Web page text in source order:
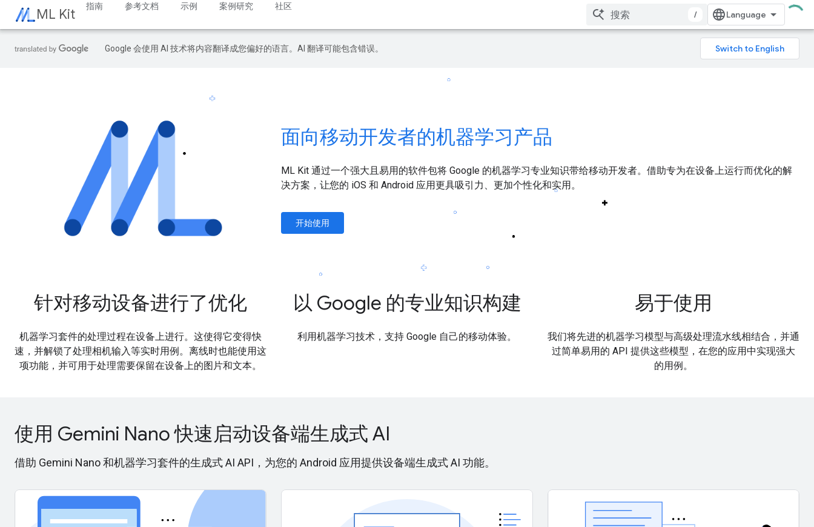
ML Kit 指南 参考文档 示例 案例研究 社区
/
Google 会使用 AI 技术将内容翻译成您偏好的语言。AI 翻译可能包含错误。
面向移动开发者的机器学习产品
ML Kit 通过一个强大且易用的软件包将 Google 的机器学习专业知识带给移动开发者。借助专为在设备上运行而优化的解
决方案，让您的 iOS 和 Android 应用更具吸引力、更加个性化和实用。
开始使用
针对移动设备进行了优化
机器学习套件的处理过程在设备上进行。这使得它变得快
速，并解锁了处理相机输入等实时用例。离线时也能使用这
项功能，并可用于处理需要保留在设备上的图片和文本。
以 Google 的专业知识构建
利用机器学习技术，支持 Google 自己的移动体验。
易于使用
我们将先进的机器学习模型与高级处理流水线相结合，并通
过简单易用的 API 提供这些模型，在您的应用中实现强大
的用例。
使用 Gemini Nano 快速启动设备端生成式 AI
借助 Gemini Nano 和机器学习套件的生成式 AI API，为您的 Android 应用提供设备端生成式 AI 功能。